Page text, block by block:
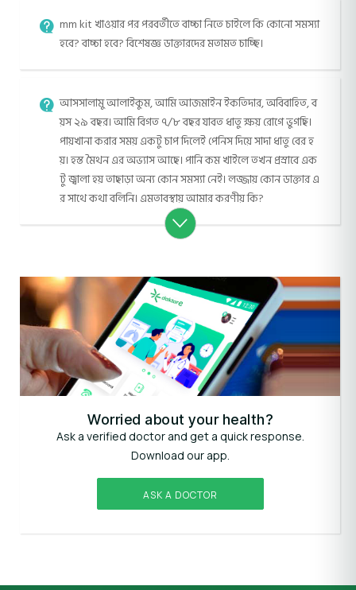
mm kit খাওয়ার পর পরবর্তীতে বাচ্চা নিতে চাইলে কি কোনো সমস্যা
হবে? বাচ্চা হবে? বিশেষজ্ঞ ডাক্তারদের মতামত চাচ্ছি।
আসসালামু আলাইকুম, আমি আজমাইন ইকতিদার, অবিবাহিত, ব
য়স ২৯ বছর। আমি বিগত ৭/৮ বছর যাবত ধাতু ক্ষয় রোগে ভুগছি।
পায়খানা করার সময় একটু চাপ দিলেই পেনিস দিয়ে সাদা ধাতু বের হ
য়। হস্ত মৈথন এর অভ্যাস আছে। পানি কম খাইলে তখন প্রস্রাবে এক
টু জ্বালা হয় তাছাড়া অন্য কোন সমস্যা নেই। লজ্জায় কোন ডাক্তার এ
র সাথে কথা বলিনি। এমতাবস্থায় আমার করণীয় কি?
Worried about your health?
Ask a verified doctor and get a quick response.
Download our app.
ASK A DOCTOR